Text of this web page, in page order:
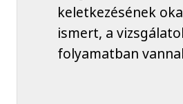
keletkezésének
ismert, a
folyamatban